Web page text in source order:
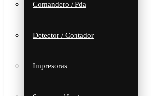
Comandero / Pda
Detector / Contador
Impresoras